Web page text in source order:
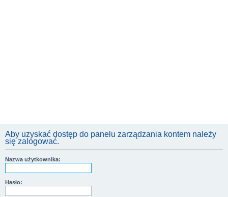
Aby uzyskać dostęp do panelu zarządzania kontem należy
się zalogować.
Nazwa użytkownika:
Hasło: